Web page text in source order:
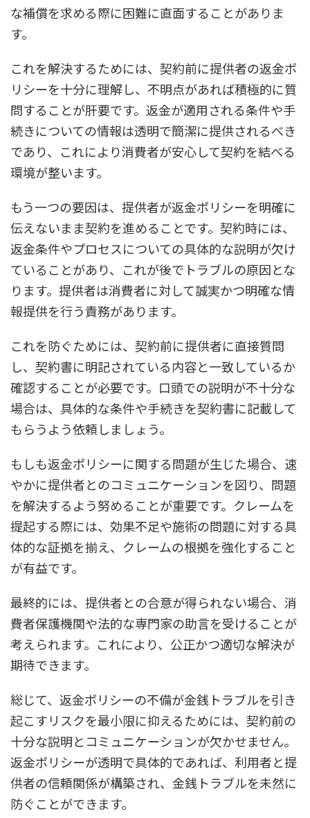
な補償を求める際に困難に直面することがありま
す。
これを解決するためには、契約前に提供者の返金ポ
リシーを十分に理解し、不明点があれば積極的に質
問することが肝要です。返金が適用される条件や手
続きについての情報は透明で簡潔に提供されるべき
であり、これにより消費者が安心して契約を結べる
環境が整います。
もう一つの要因は、提供者が返金ポリシーを明確に
伝えないまま契約を進めることです。契約時には、
返金条件やプロセスについての具体的な説明が欠け
ていることがあり、これが後でトラブルの原因とな
ります。提供者は消費者に対して誠実かつ明確な情
報提供を行う責務があります。
これを防ぐためには、契約前に提供者に直接質問
し、契約書に明記されている内容と一致しているか
確認することが必要です。口頭での説明が不十分な
場合は、具体的な条件や手続きを契約書に記載して
もらうよう依頼しましょう。
もしも返金ポリシーに関する問題が生じた場合、速
やかに提供者とのコミュニケーションを図り、問題
を解決するよう努めることが重要です。クレームを
提起する際には、効果不足や施術の問題に対する具
体的な証拠を揃え、クレームの根拠を強化すること
が有益です。
最終的には、提供者との合意が得られない場合、消
費者保護機関や法的な専門家の助言を受けることが
考えられます。これにより、公正かつ適切な解決が
期待できます。
総じて、返金ポリシーの不備が金銭トラブルを引き
起こすリスクを最小限に抑えるためには、契約前の
十分な説明とコミュニケーションが欠かせません。
返金ポリシーが透明で具体的であれば、利用者と提
供者の信頼関係が構築され、金銭トラブルを未然に
防ぐことができます。